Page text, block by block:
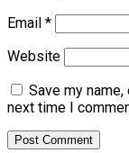
Email *
Website
Save my
next time I